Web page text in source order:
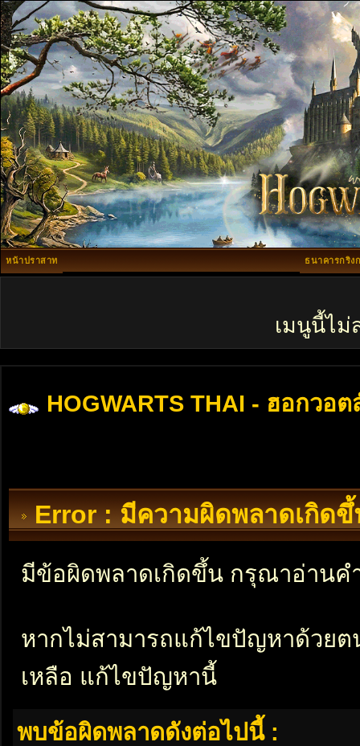
หน้าปราสาท ธนาคารกริง
เมนูนี้ไม่
HOGWARTS THAI - ฮอกวอต
Error : มีความผิดพลาดเกิดขึ้
มีข้อผิดพลาดเกิดขึ้น กรุณาอ่านค
หากไม่สามารถแก้ไขปัญหาด้วย
เหลือ แก้ไขปัญหานี้
พบข้อผิดพลาดดังต่อไปนี้ :